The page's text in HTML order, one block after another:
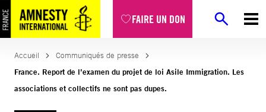
FAIRE UN DON
Aller
au
contenu
Accueil
Communiqués de presse
France. Report de l’examen du projet de loi Asile Immigration. Les
associations et collectifs ne sont pas dupes.